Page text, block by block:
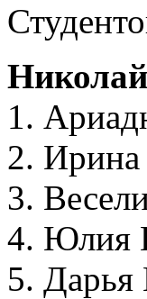
1.
2. Ирина
3.
4. Юлия
5. Дарья